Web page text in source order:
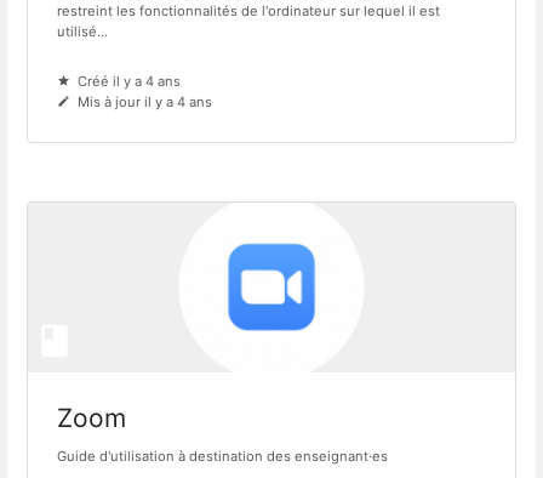
restreint les fonctionnalités de l'ordinateur sur lequel il est
utilisé...
Créé il y a 4 ans
Mis à jour il y a 4 ans
Zoom
Guide d'utilisation à destination des enseignant·es